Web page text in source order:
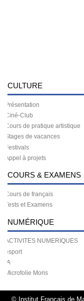
CULTURE
Présentation
Ciné-Club
Cours de pratique artistique
Stages de vacances
Festivals
Appel à projets
COURS & EXAMENS
Cours de français
Tests et Examens
NUMÉRIQUE
ACTIVITES NUMERIQUES
esport
IA
Microfolie Moris
© Institut Français de